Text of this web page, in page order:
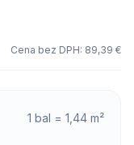
Cena bez DPH: 89,39 €
1 bal = 1,44 m²